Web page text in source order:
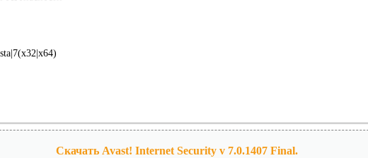
Скачать Avast! Internet Security v 7.0.1407 Final.